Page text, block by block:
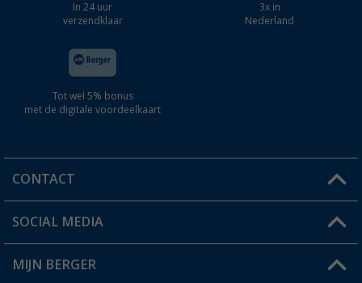
In 24 uur
verzendklaar
3x in
Nederland
Tot wel 5% bonus
met de digitale voordeelkaart
CONTACT
Een vraag?
Winkel vinden
SOCIAL MEDIA
MIJN BERGER